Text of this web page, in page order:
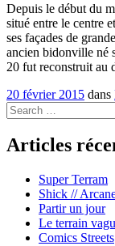
Depuis le début du
situé entre le centre
ses façades de
ancien bidonville né
20 fut reconstruit au
20 février 2015 dans
Search
Articles
Super Terram
Shick //
Partir un jour
Le terrain
Comics Streets